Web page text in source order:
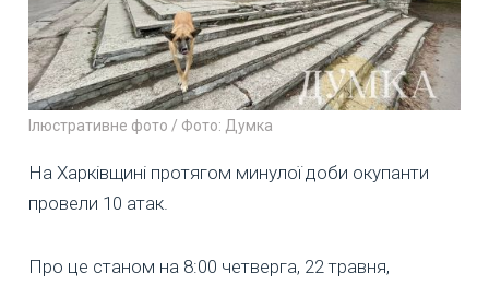
Ілюстративне фото / Фото: Думка
На Харківщині протягом минулої доби окупанти
провели 10 атак.
Про це станом на 8:00 четверга, 22 травня,